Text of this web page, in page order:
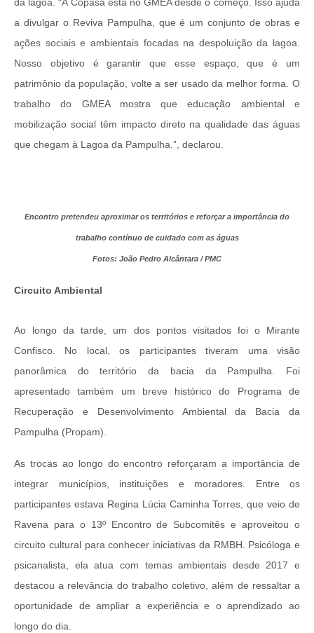
a divulgar o Reviva Pampulha, que é um conjunto de obras e
ações sociais e ambientais focadas na despoluição da lagoa.
Nosso objetivo é garantir que esse espaço, que é um
patrimônio da população, volte a ser usado da melhor forma. O
trabalho do GMEA mostra que educação ambiental e
mobilização social têm impacto direto na qualidade das águas
que chegam à Lagoa da Pampulha.”, declarou.
Encontro pretendeu aproximar os territórios e reforçar a importância do
trabalho contínuo de cuidado com as águas
Fotos: João Pedro Alcântara / PMC
Circuito Ambiental
Ao longo da tarde, um dos pontos visitados foi o Mirante
Confisco. No local, os participantes tiveram uma visão
panorâmica do território da bacia da Pampulha. Foi
apresentado também um breve histórico do Programa de
Recuperação e Desenvolvimento Ambiental da Bacia da
Pampulha (Propam).
As trocas ao longo do encontro reforçaram a importância de
integrar municípios, instituições e moradores. Entre os
participantes estava Regina Lúcia Caminha Torres, que veio de
Ravena para o 13º Encontro de Subcomitês e aproveitou o
circuito cultural para conhecer iniciativas da RMBH. Psicóloga e
psicanalista, ela atua com temas ambientais desde 2017 e
destacou a relevância do trabalho coletivo, além de ressaltar a
oportunidade de ampliar a experiência e o aprendizado ao
longo do dia.